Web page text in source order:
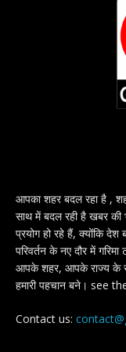
आपका शहर बदल रहा है ,
साथ में बदल रही है खबर की
प्रयोग हो रहे हैं, क्योंकि देश
परिवर्तन के नए दौर में
आपके शहर, आपके राज्य के
हमारी पहचान बने। see
Contact us: